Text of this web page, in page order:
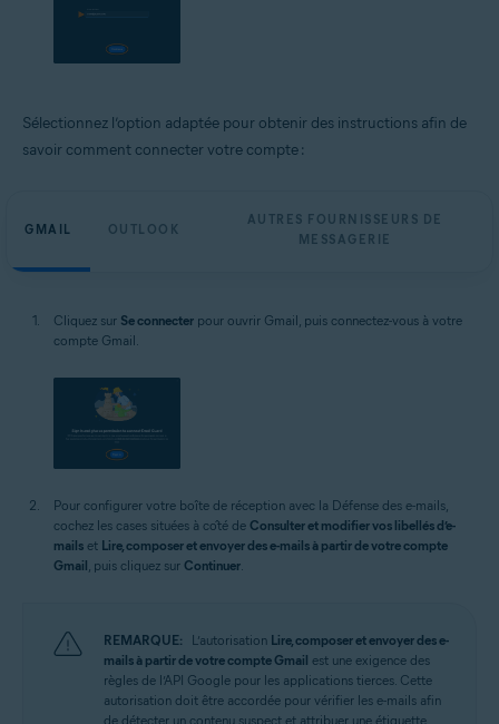
Sélectionnez l’option adaptée pour obtenir des instructions afin de
savoir comment connecter votre compte :
GMAIL OUTLOOK
AUTRES FOURNISSEURS DE
MESSAGERIE
Cliquez sur Se connecter pour ouvrir Gmail, puis connectez-vous à votre
compte Gmail.
Pour configurer votre boîte de réception avec la Défense des e-mails,
cochez les cases situées à côté de Consulter et modifier vos libellés d’e-
mails et Lire, composer et envoyer des e-mails à partir de votre compte
Gmail , puis cliquez sur Continuer
REMARQUE: L’autorisation Lire, composer et envoyer des e-
mails à partir de votre compte Gmail est une exigence des
règles de l’API Google pour les applications tierces. Cette
autorisation doit être accordée pour vérifier les e-mails afin
de détecter un contenu suspect et attribuer une étiquette